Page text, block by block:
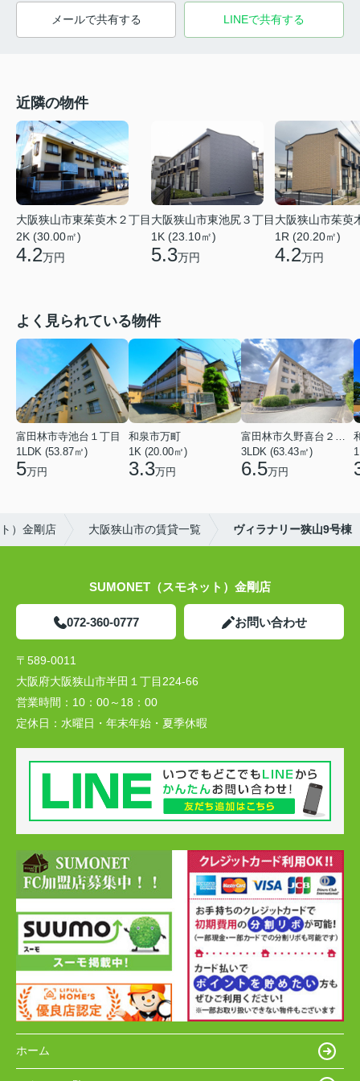
メールで共有する LINEで共有する
近隣の物件
大阪狭山市東茱萸木２丁目
2K (30.00㎡)
4.2万円
大阪狭山市東池尻３丁目
1K (23.10㎡)
5.3万円
大阪狭山市茱萸
1R (20.20㎡)
4.2万円
よく見られている物件
富田林市寺池台１丁目
1LDK (53.87㎡)
5万円
和泉市万町
1K (20.00㎡)
3.3万円
富田林市久野喜台２丁目
3LDK (63.43㎡)
6.5万円
）金剛店 大阪狭山市の賃貸一覧 ヴィラナリー狭山9号棟
SUMONET（スモネット）金剛店
072-360-0777 お問い合わせ
〒589-0011
大阪府大阪狭山市半田１丁目224-66
営業時間： 10：00～18：00
定休日： 水曜日・年末年始・夏季休暇
ホーム